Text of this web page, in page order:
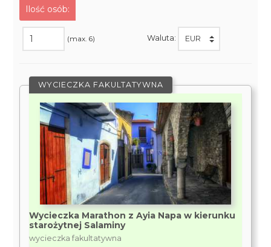
Ilość osób:
(max. 6) Waluta:
WYCIECZKA FAKULTATYWNA
Wycieczka Marathon z Ayia Napa w kierunku
starożytnej Salaminy
wycieczka fakultatywna